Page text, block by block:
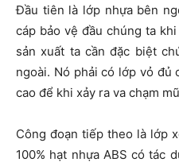
Đầu tiên là lớp nhựa bên
cáp bảo vệ đầu chúng ta
sản xuất ta cần đặc biệt
ngoài. Nó phải có lớp vỏ đủ
cao để khi xảy ra va chạm
Công đoạn tiếp theo là lớp
100% hạt nhựa ABS có tác